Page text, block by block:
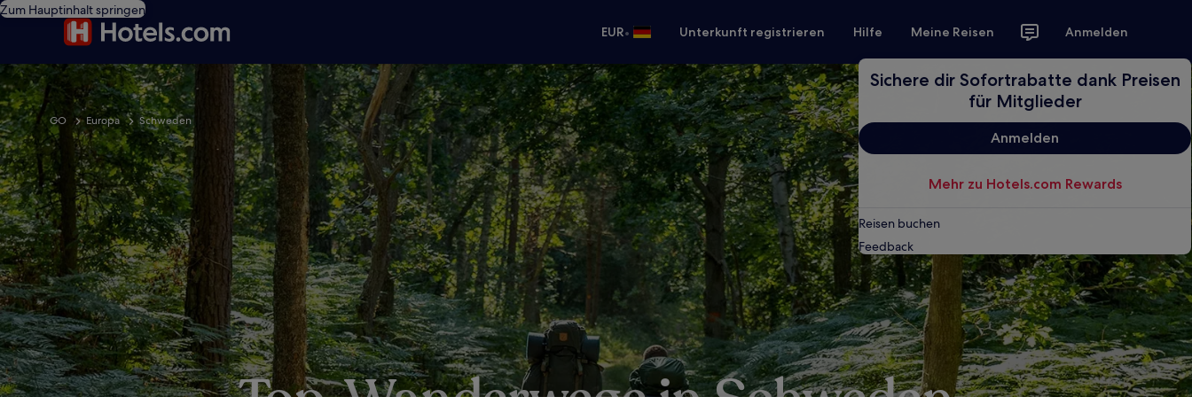
Zum Hauptinhalt springen
EUR• Unterkunft registrieren Hilfe Meine Reisen Anmelden
Sichere dir Sofortrabatte dank Preisen
für Mitglieder
Anmelden
Mehr zu Hotels.com Rewards
Reisen buchen
Feedback
GO Europa Schweden